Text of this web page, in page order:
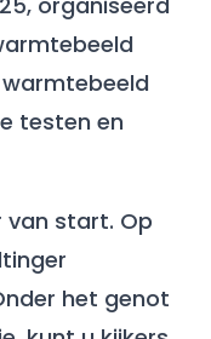
warmtebeeld
testen en
van start. Op
het genot